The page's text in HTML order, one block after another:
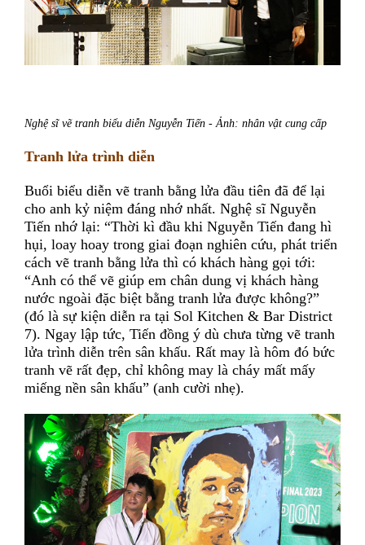
Nghệ sĩ vẽ tranh biểu diễn Nguyễn Tiến - Ảnh: nhân vật cung cấp
Tranh lửa trình diễn
Buổi biểu diễn vẽ tranh bằng lửa đầu tiên đã để lại
cho anh kỷ niệm đáng nhớ nhất. Nghệ sĩ Nguyễn
Tiến nhớ lại: “Thời kì đầu khi Nguyễn Tiến đang hì
hụi, loay hoay trong giai đoạn nghiên cứu, phát triển
cách vẽ tranh bằng lửa thì có khách hàng gọi tới:
“Anh có thể vẽ giúp em chân dung vị khách hàng
nước ngoài đặc biệt bằng tranh lửa được không?”
(đó là sự kiện diễn ra tại Sol Kitchen & Bar District
7). Ngay lập tức, Tiến đồng ý dù chưa từng vẽ tranh
lửa trình diễn trên sân khấu. Rất may là hôm đó bức
tranh vẽ rất đẹp, chỉ không may là cháy mất mấy
miếng nền sân khấu” (anh cười nhẹ).